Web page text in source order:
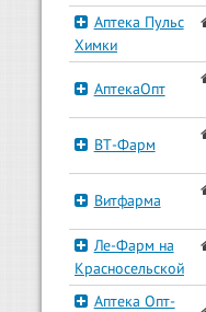
Аптека Пульс
Химки
АптекаОпт
ВТ-Фарм
Витфарма
Ле-Фарм на
Красносельской
Аптека Опт-